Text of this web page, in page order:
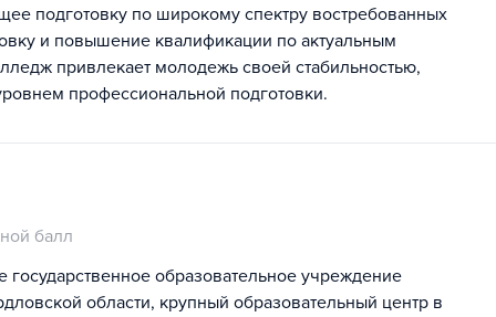
подготовку по широкому спектру востребованных
и повышение квалификации по актуальным
привлекает молодежь своей стабильностью,
профессиональной подготовки.
балл
образовательное учреждение
области, крупный образовательный центр в